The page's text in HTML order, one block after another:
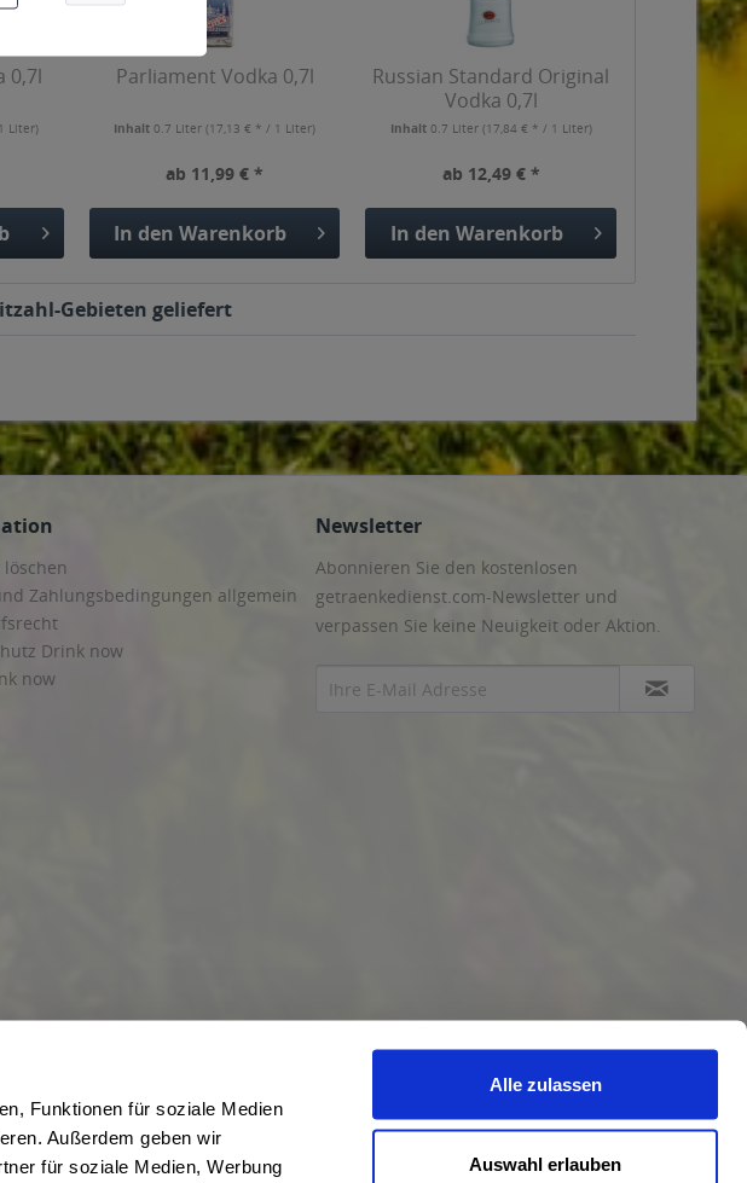
Funktionen für soziale Medien
Außerdem geben wir
für soziale Medien, Werbung
Alle zulassen
Auswahl erlauben
0,7l
Liter)
Parliament Vodka 0,7l
Inhalt0.7 Liter(17,13 € * / 1 Liter)
ab 11,99 € *
In den Warenkorb
Russian Standard Original
Vodka 0,7l
Inhalt 0.7 Liter (17,84 € * / 1 Liter)
ab 12,49 € *
In den Warenkorb
Gebieten geliefert
löschen
Zahlungsbedingungen allgemein
Drink now
now
Newsletter
Abonnieren Sie den kostenlosen
getraenkedienst.com-Newsletter und
verpassen Sie keine Neuigkeit oder Aktion.